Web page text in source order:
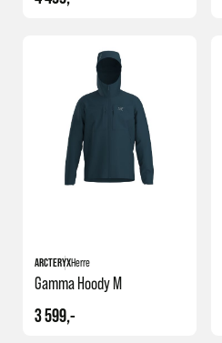
ARCTERYXHerre
Gamma Hoody M
3 599,-